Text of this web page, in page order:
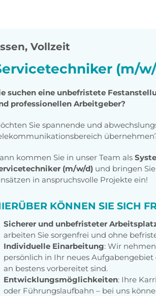
, Vollzeit
(m/
suchen eine unbefristete
professionellen Arbeitgeber?
Sie spannende und
kommen Sie in unser Team als
(m/w/d) und bringen
in anspruchsvolle Projekte ein!
KÖNNEN SIE SICH
Sicherer und unbefristeter
arbeiten Sie sorgenfrei und ohne
Individuelle Einarbeitung: Wir
persönlich in Ihr neues
an bestens vorbereitet sind.
Entwicklungsmöglichkeiten: Ihre
oder Führungslaufbahn – bei uns